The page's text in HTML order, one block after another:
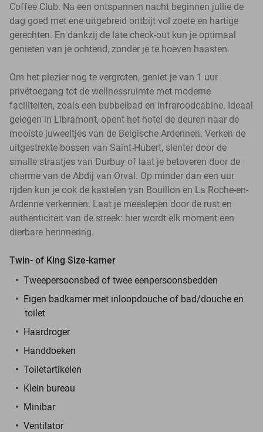
Coffee Club. Na een ontspannen nacht beginnen jullie de
dag goed met ene uitgebreid ontbijt vol zoete en hartige
gerechten. En dankzij de late check-out kun je optimaal
genieten van je ochtend, zonder je te hoeven haasten.
Om het plezier nog te vergroten, geniet je van 1 uur
privétoegang tot de wellnessruimte met moderne
faciliteiten, zoals een bubbelbad en infraroodcabine. Ideaal
gelegen in Libramont, opent het hotel de deuren naar de
mooiste juweeltjes van de Belgische Ardennen. Verken de
uitgestrekte bossen van Saint-Hubert, slenter door de
smalle straatjes van Durbuy of laat je betoveren door de
charme van de Abdij van Orval. Op minder dan een uur
rijden kun je ook de kastelen van Bouillon en La Roche-en-
Ardenne verkennen. Laat je meeslepen door de rust en
authenticiteit van de streek: hier wordt elk moment een
dierbare herinnering.
Twin- of King Size-kamer
Tweepersoonsbed of twee eenpersoonsbedden
Eigen badkamer met inloopdouche of bad/douche en
toilet
Haardroger
Handdoeken
Toiletartikelen
Klein bureau
Minibar
Ventilator